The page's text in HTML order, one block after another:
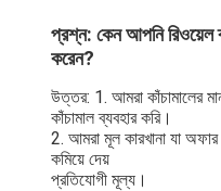
প্রশ্ন: কেন আপনি রিওয়েল
করেন?
উত্তর: 1. আমরা কাঁচামালের
কাঁচামাল ব্যবহার করি।
2. আমরা মূল কারখানা যা
কমিয়ে দেয়
প্রতিযোগী মূল্য।